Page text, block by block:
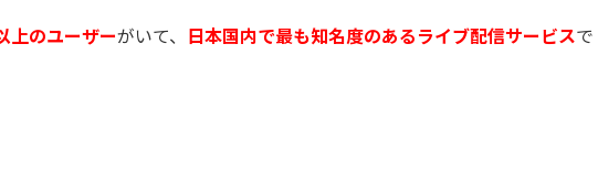
上のユーザーがいて、 日本国内で最も知名度のあるライブ配信サービスで